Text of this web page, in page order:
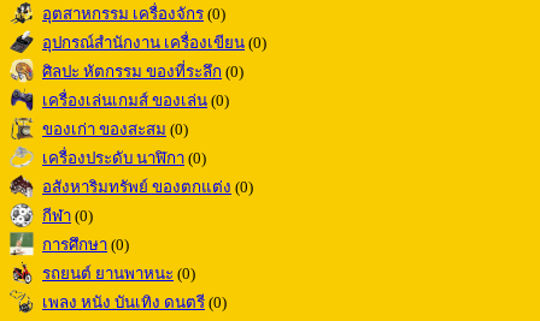
อุตสาหกรรม เครื่องจักร (0)
อุปกรณ์สำนักงาน เครื่องเขียน (0)
ศิลปะ หัตกรรม ของที่ระลึก (0)
เครื่องเล่นเกมส์ ของเล่น (0)
ของเก่า ของสะสม (0)
เครื่องประดับ นาฬิกา (0)
อสังหาริมทรัพย์ ของตกแต่ง (0)
กีฬา (0)
การศึกษา (0)
รถยนต์ ยานพาหนะ (0)
เพลง หนัง บันเทิง ดนตรี (0)